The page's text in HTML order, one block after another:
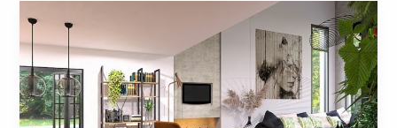
espace
de
vie
en
intégrant